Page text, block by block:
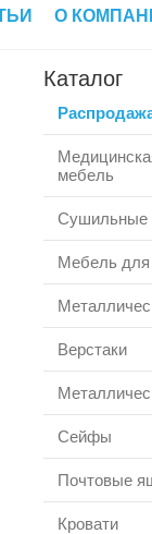
О
Каталог
мебель
Сушильные
Мебель
Верстаки
Сейфы
Почтовые
Кровати